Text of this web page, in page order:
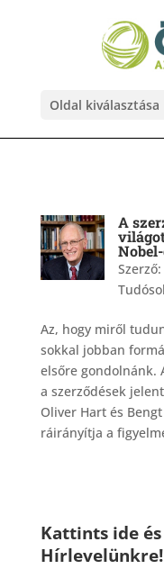
Oldal kiválasztása
A
Szerző:
Az, hogy miről
sokkal jobban
elsőre gondolnánk.
a szerződések
Oliver Hart és
ráirányítja a
Kattints ide
Hírlevelünkre!